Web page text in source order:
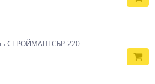
СТРОЙМАШ СБР-220